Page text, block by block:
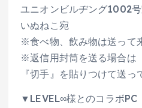
ユニオンビルヂング1002
いぬねこ宛
※食べ物、飲み物は送って
※返信用封筒を送る場合は
『切手』を貼りつけて送っ
▼LEVEL∞様とのコラボPC